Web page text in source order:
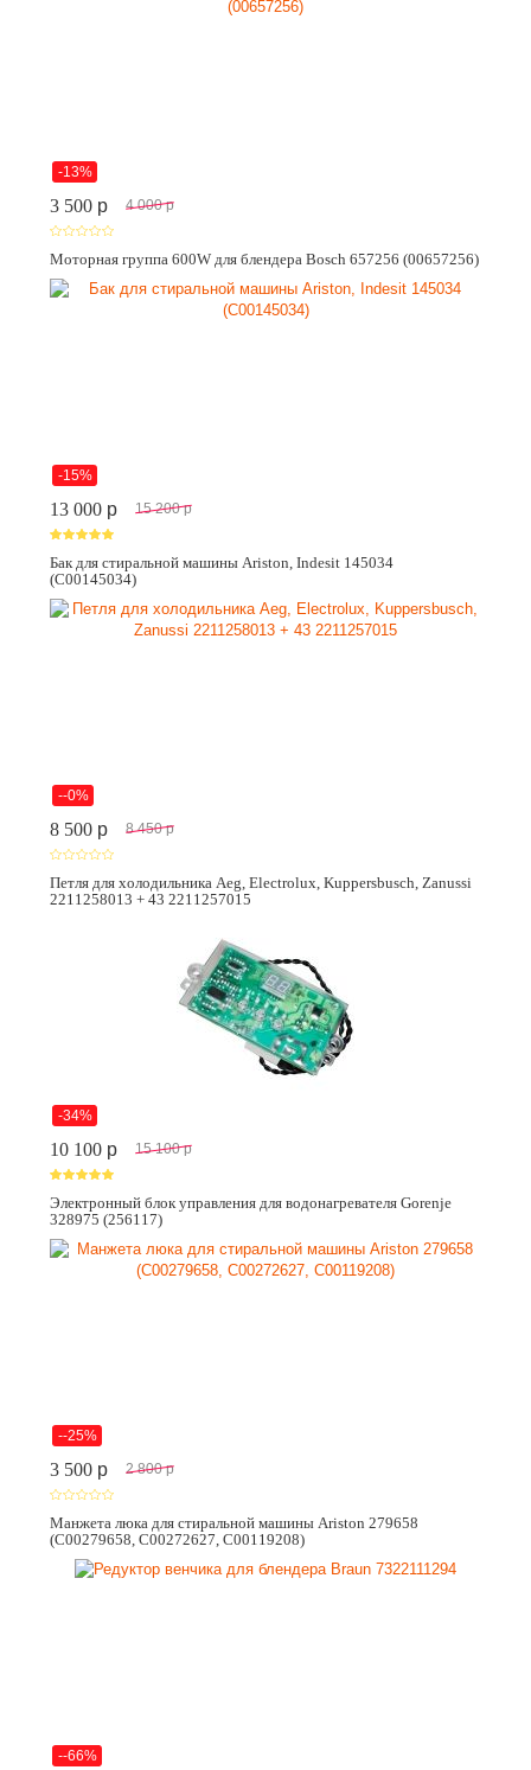
-13%
3 500 p 4 000 p
Моторная группа 600W для блендера Bosch 657256 (00657256)
-15%
13 000 p 15 200 p
Бак для стиральной машины Ariston, Indesit 145034
(C00145034)
--0%
8 500 p 8 450 p
Петля для холодильника Aeg, Electrolux, Kuppersbusch, Zanussi
2211258013 + 43 2211257015
-34%
10 100 p 15 100 p
Электронный блок управления для водонагревателя Gorenje
328975 (256117)
--25%
3 500 p 2 800 p
Манжета люка для стиральной машины Ariston 279658
(C00279658, C00272627, C00119208)
--66%